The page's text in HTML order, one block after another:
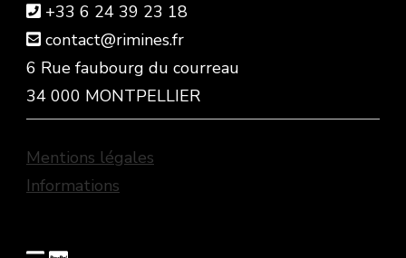
+33 6 24 39 23 18
contact@rimines.fr
6 Rue faubourg du courreau
34 000 MONTPELLIER
Mentions légales
Informations